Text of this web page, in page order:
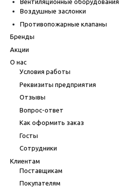
Вентиляционные оборудования
Воздушные заслонки
Противопожарные клапаны
Бренды
Акции
О нас
Условия работы
Реквизиты предприятия
Отзывы
Вопрос-ответ
Как оформить заказ
Госты
Сотрудники
Клиентам
Поставщикам
Покупателям